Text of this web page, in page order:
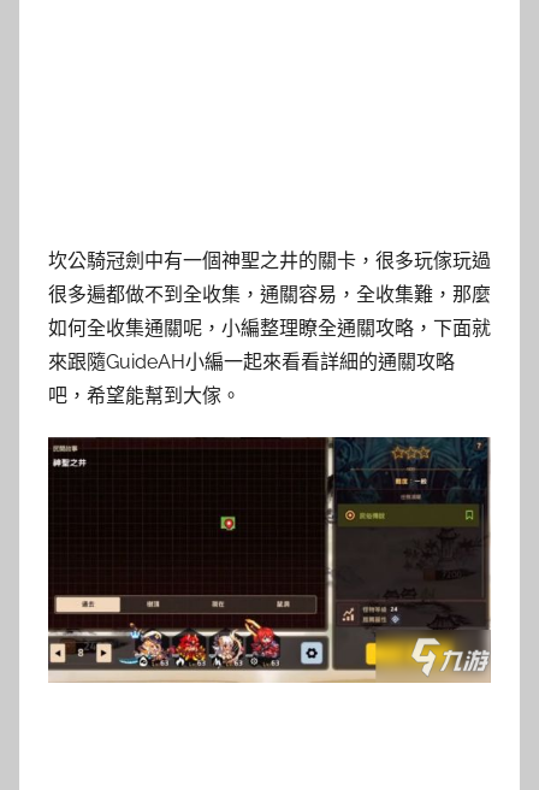
坎公騎冠劍中有一個神聖之井的關卡，很多玩傢玩過
很多遍都做不到全收集，通關容易，全收集難，那麼
如何全收集通關呢，小編整理瞭全通關攻略，下面就
來跟隨GuideAH小編一起來看看詳細的通關攻略
吧，希望能幫到大傢。